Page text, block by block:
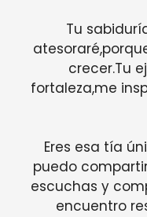
Tu
crecer.Tu
fortaleza,me
Eres esa tía
puedo
escuchas y
encuentro